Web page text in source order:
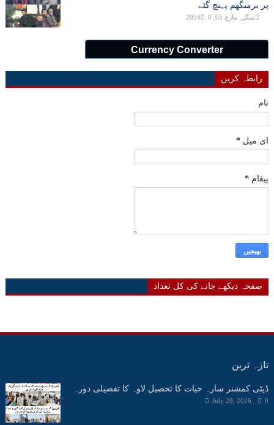
پر برمنگھم پہنچ گئے
منگل, مارچ 05, 2024 0
Currency Converter
رابطہ کریں
نام
ای میل *
پیغام *
صفحہ دیکھے جانے کی کل تعداد
تازہ ترین
ڈپٹی کمشنر سارہ حیات کا تحصیل لاوہ کا تفصیلی دورہ
July 28, 2026 0